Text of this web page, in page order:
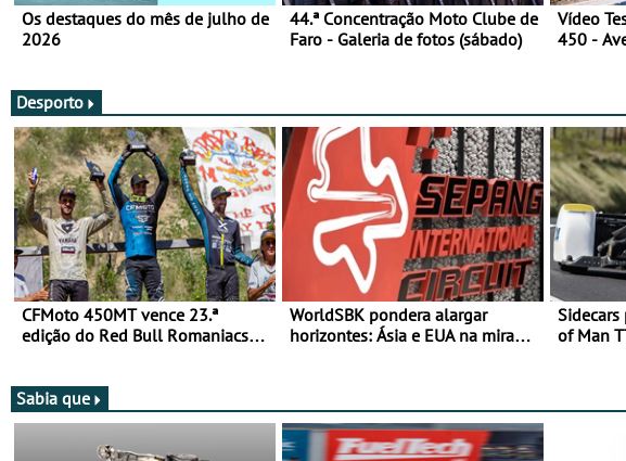
Os destaques do mês de julho de
2026
44.ª Concentração Moto Clube de
Faro - Galeria de fotos (sábado)
Vídeo
450 -
Desporto
CFMoto 450MT vence 23.ª
edição do Red Bull Romaniacs
WorldSBK pondera alargar
horizontes: Ásia e EUA na mira
of Man
Sabia que